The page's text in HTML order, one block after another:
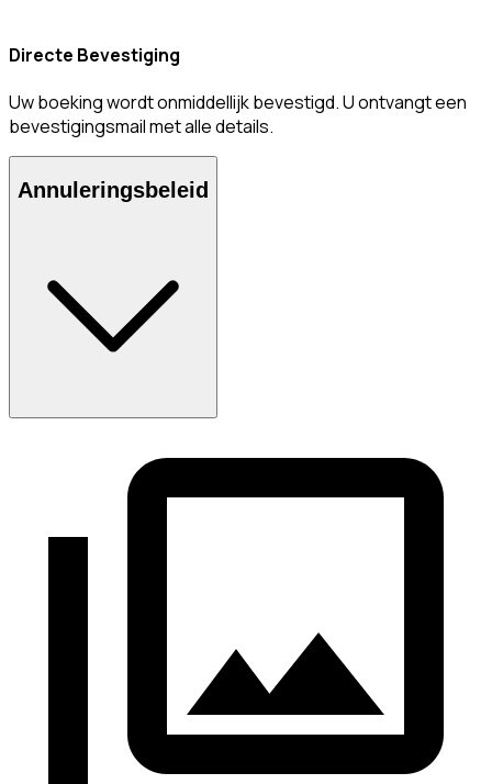
Directe Bevestiging
Uw boeking wordt onmiddellijk bevestigd. U ontvangt een
bevestigingsmail met alle details.
Annuleringsbeleid